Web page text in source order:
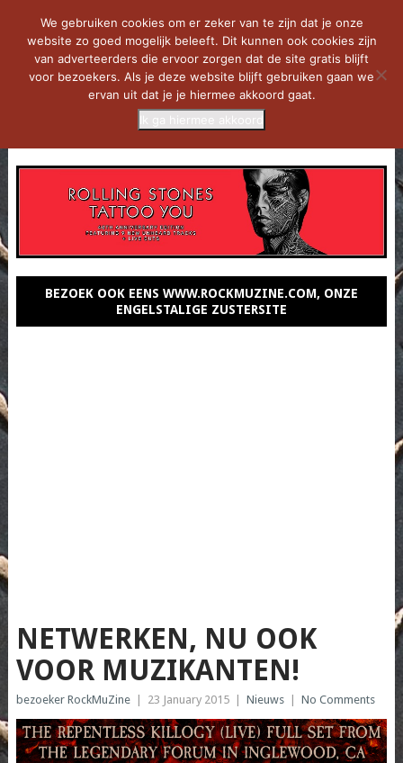
BEZOEK OOK EENS WWW.ROCKMUZINE.COM, ONZE
ENGELSTALIGE ZUSTERSITE
NETWERKEN, NU OOK
VOOR MUZIKANTEN!
bezoeker RockMuZine 23 January 2015 Nieuws No Comments
We gebruiken cookies om er zeker van te zijn dat je onze
website zo goed mogelijk beleeft. Dit kunnen ook cookies zijn
van adverteerders die ervoor zorgen dat de site gratis blijft
voor bezoekers. Als je deze website blijft gebruiken gaan we
ervan uit dat je je hiermee akkoord gaat.
Ik ga hiermee akkoord